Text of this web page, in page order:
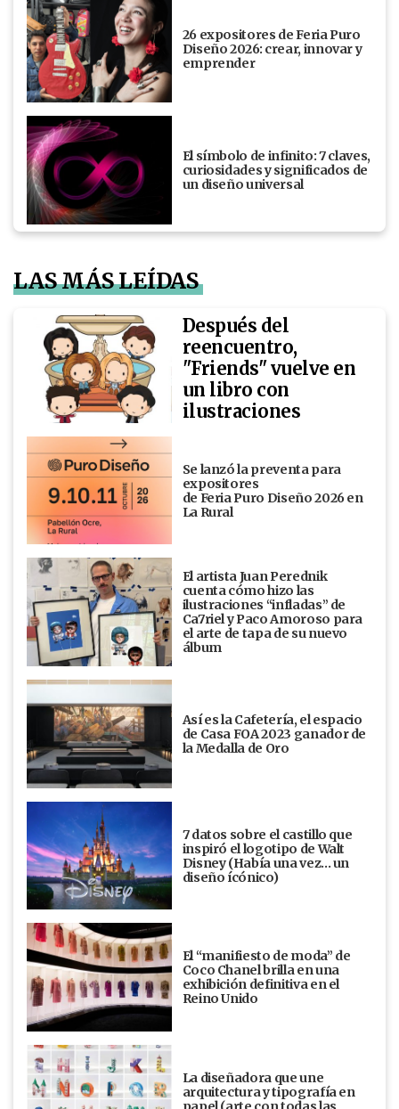
26 expositores de Feria Puro
Diseño 2026: crear, innovar y
emprender
El símbolo de infinito: 7 claves,
curiosidades y significados de
un diseño universal
LAS MÁS LEÍDAS
Después del
reencuentro,
"Friends" vuelve en
un libro con
ilustraciones
Se lanzó la preventa para
expositores
de Feria Puro Diseño 2026 en
La Rural
El artista Juan Perednik
cuenta cómo hizo las
ilustraciones “infladas” de
Ca7riel y Paco Amoroso para
el arte de tapa de su nuevo
álbum
Así es la Cafetería, el espacio
de Casa FOA 2023 ganador de
la Medalla de Oro
7 datos sobre el castillo que
inspiró el logotipo de Walt
Disney (Había una vez... un
diseño ícónico)
El “manifiesto de moda” de
Coco Chanel brilla en una
exhibición definitiva en el
Reino Unido
La diseñadora que une
arquitectura y tipografía en